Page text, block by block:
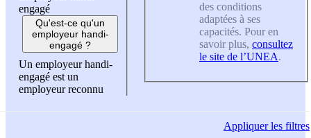
engagé
Qu'est-ce qu'un
employeur handi-
engagé ?
Un employeur handi-
engagé est un
employeur reconnu
des conditions
adaptées à ses
capacités. Pour en
savoir plus, consultez
le site de l’UNEA.
Appliquerles filtres